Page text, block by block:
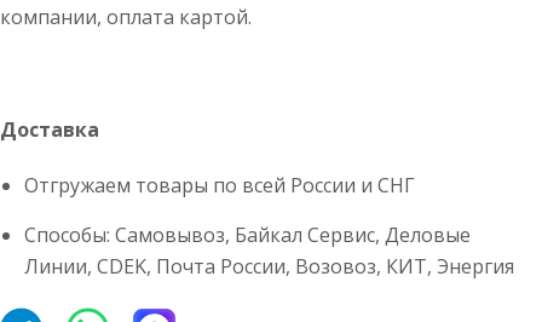
компании, оплата картой.
Доставка
Отгружаем товары по всей России и СНГ
Способы: Самовывоз, Байкал Сервис, Деловые
Линии, CDEK, Почта России, Возовоз, КИТ, Энергия